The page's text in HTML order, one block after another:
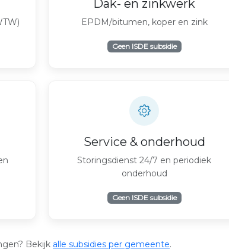
Dak- en zinkwerk
EPDM/bitumen, koper en zink
Geen ISDE subsidie
Service & onderhoud
Storingsdienst 24/7 en periodiek
onderhoud
Geen ISDE subsidie
Bekijk alle subsidies per gemeente.